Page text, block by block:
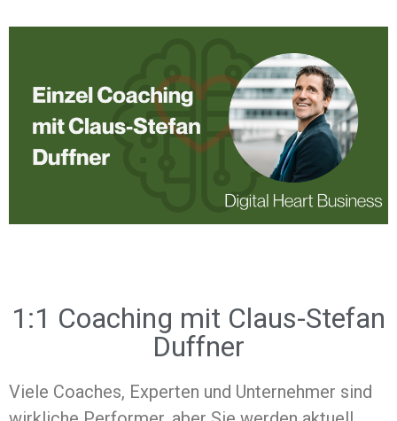
1:1 Coaching mit Claus-Stefan
Duffner
Viele Coaches, Experten und Unternehmer sind